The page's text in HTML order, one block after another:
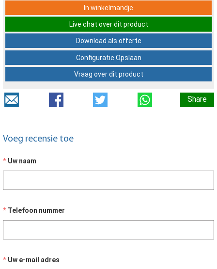
In winkelmandje
Live chat over dit product
Download als offerte
Configuratie Opslaan
Vraag over dit product
Share
Voeg recensie toe
Uw naam
Telefoon nummer
Uw e-mail adres